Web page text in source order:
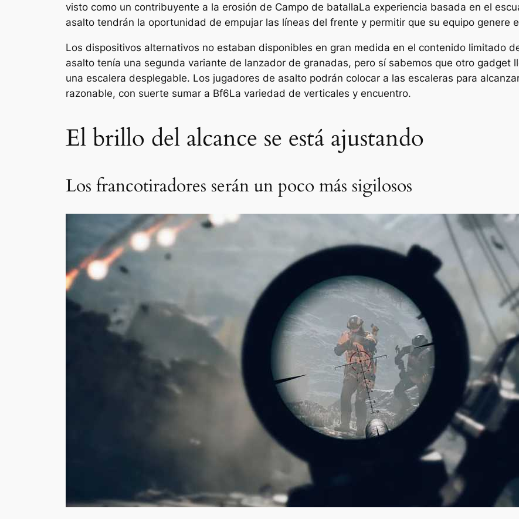
visto como un contribuyente a la erosión de Campo de batallaLa experiencia basada en el
asalto tendrán la oportunidad de empujar las líneas del frente y permitir que su equipo genere
Los dispositivos alternativos no estaban disponibles en gran medida en el contenido limitado
asalto tenía una segunda variante de lanzador de granadas, pero sí sabemos que otro gadget
una escalera desplegable. Los jugadores de asalto podrán colocar a las escaleras para
razonable, con suerte sumar a Bf6La variedad de verticales y encuentro.
El brillo del alcance se está ajustando
Los francotiradores serán un poco más sigilosos